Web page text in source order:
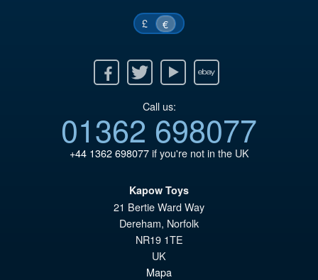
£ €
Twitter Youtube Ebay
Call us:
01362 698077
+44 1362 698077if you're not in the UK
Kapow Toys
21 Bertie Ward Way
Dereham, Norfolk
NR19 1TE
UK
Mapa